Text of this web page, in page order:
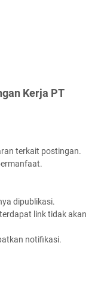
Kerja PT
terkait postingan.
dipublikasi.
link tidak akan
notifikasi.